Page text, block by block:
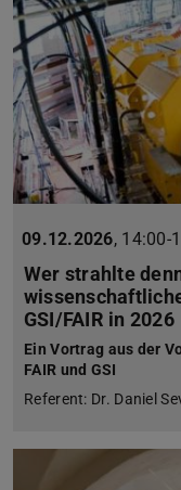
09.12.2026, 14:00-
Wer strahlte
GSI/FAIR in 2026
Ein Vortrag aus der
FAIR und GSI
Referent: Dr. Daniel